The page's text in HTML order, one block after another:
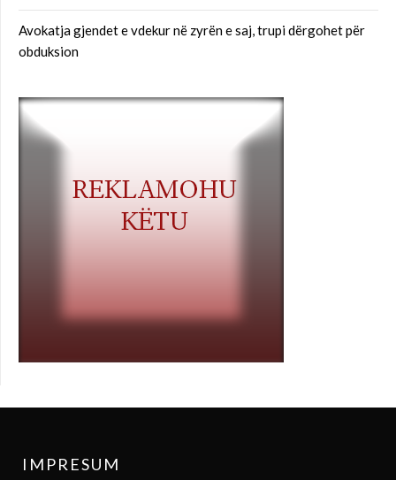
Avokatja gjendet e vdekur në zyrën e saj, trupi dërgohet për
obduksion
IMPRESUM